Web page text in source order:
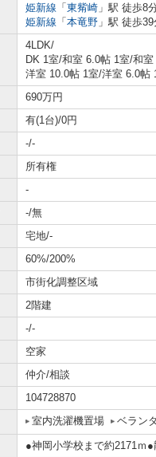
姫新線 「 東觜崎 」駅 徒歩8
姫新線 「 本竜野 」駅 徒歩39
4LDK/
DK 1室/和室 6.0帖 1室/和室
洋室 10.0帖 1室/洋室 6.0帖
690万円
有(1台)/0円
-/-
所有権
-
-/無
宅地/-
60%/200%
市街化調整区域
2階建
-/-
空家
仲介/相談
104728870
室内洗濯機置場 ベラン
●神岡小学校まで約2171ｍ